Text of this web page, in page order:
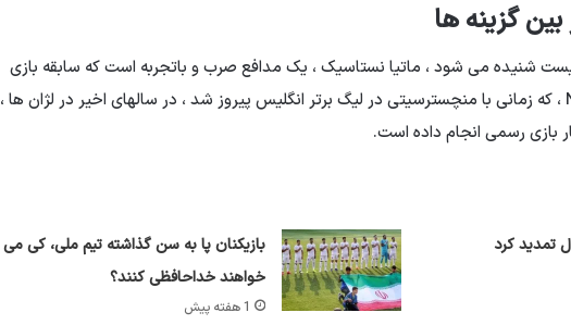
شنیده می شود ، ماتیا نستاسیک ، یک مدافع صرب و باتجربه است که سابقه بازی
در چهار لیگ معتبر اروپا را دارد. Nastasic ، که زمانی با منچسترسیتی در لیگ برتر انگلیس پیروز شد ، در سالهای اخیر در لژان ها ،
بازی رسمی انجام داده است.
تمدید کرد
بازیکنان پا به سن گذاشته تیم ملی، کی می
خواهند خداحافظی کنند؟
1 هفته پیش